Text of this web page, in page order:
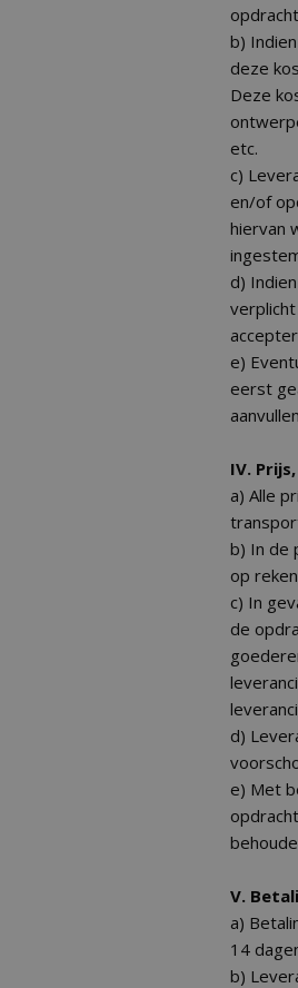
b)
deze
Deze
etc.
c)
en/of
hiervan
d)
e)
eerst
IV.
a) Alle
b) In de
op
c) In
de
d)
e) Met
V.
a)
14
b)